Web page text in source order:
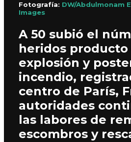
Fotografía: DW/Abdulmonam
Images
A 50 subió el
heridos producto
explosión y
incendio,
centro de París,
autoridades
las labores de
escombros y